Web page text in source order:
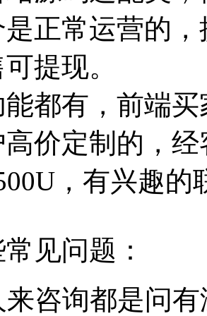
正常运营的
提现。
都有，前端
价定制的，
，有兴趣的
见问题：
咨询都是问